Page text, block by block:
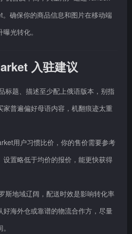
确保你的商品信息和图片在移动端
光转化。
入驻建议
标题、描述至少配上俄语版本，别指
家普遍偏好母语内容，机翻痕迹太重
用户习惯比价，你的售价需要参考
设置略低于均价的报价，能更快获得
斯地域辽阔，配送时效是影响转化率
好海外仓或靠谱的物流合作方，尽量